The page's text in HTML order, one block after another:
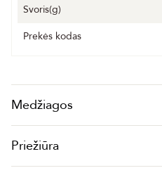
Svoris(g)
Prekės kodas
Medžiagos
Priežiūra